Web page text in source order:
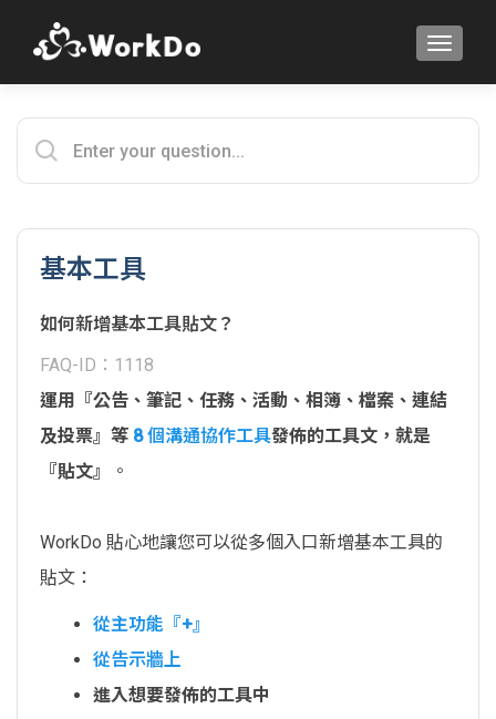
基本工具
如何新增基本工具貼文？
FAQ-ID：1118
運用『公告、筆記、任務、活動、相簿、檔案、連結
及投票』等 8 個溝通協作工具發佈的工具文，就是
『貼文』
。
WorkDo 貼心地讓您可以從多個入口新增基本工具的
貼文：
從主功能『+』
從告示牆上
進入想要發佈的工具中